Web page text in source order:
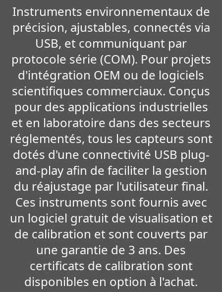
Instruments environnementaux de
précision, ajustables, connectés via
USB, et communiquant par
protocole série (COM). Pour projets
d'intégration OEM ou de logiciels
scientifiques commerciaux. Conçus
pour des applications industrielles
et en laboratoire dans des secteurs
réglementés, tous les capteurs sont
dotés d'une connectivité USB plug-
and-play afin de faciliter la gestion
du réajustage par l'utilisateur final.
Ces instruments sont fournis avec
un logiciel gratuit de visualisation et
de calibration et sont couverts par
une garantie de 3 ans. Des
certificats de calibration sont
disponibles en option à l'achat.
En savoir plus